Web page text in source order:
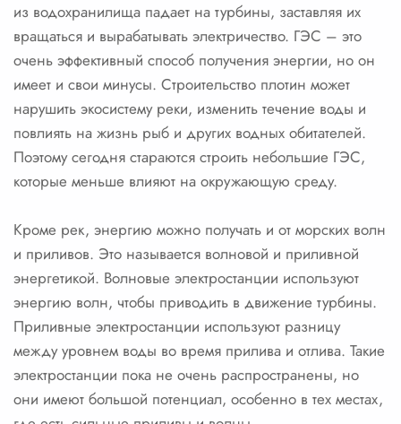
из водохранилища падает на турбины, заставляя их
вращаться и вырабатывать электричество. ГЭС – это
очень эффективный способ получения энергии, но он
имеет и свои минусы. Строительство плотин может
нарушить экосистему реки, изменить течение воды и
повлиять на жизнь рыб и других водных обитателей.
Поэтому сегодня стараются строить небольшие ГЭС,
которые меньше влияют на окружающую среду.
Кроме рек, энергию можно получать и от морских волн
и приливов. Это называется волновой и приливной
энергетикой. Волновые электростанции используют
энергию волн, чтобы приводить в движение турбины.
Приливные электростанции используют разницу
между уровнем воды во время прилива и отлива. Такие
электростанции пока не очень распространены, но
они имеют большой потенциал, особенно в тех местах,